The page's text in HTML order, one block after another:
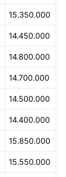
15.350.000
14.450.000
14.800.000
14.700.000
14.500.000
14.400.000
15.850.000
15.550.000